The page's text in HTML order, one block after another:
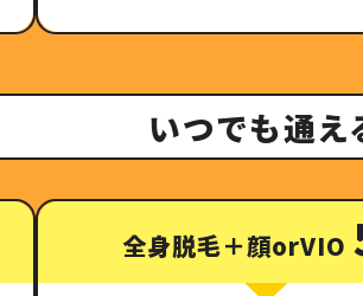
いつでも通え
全身脱毛＋顔orVIO